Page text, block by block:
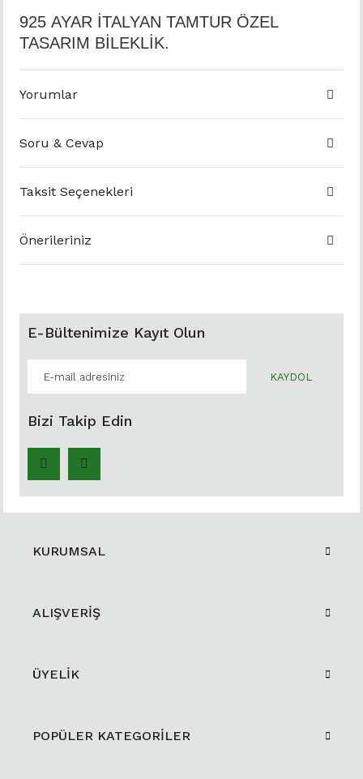
925 AYAR İTALYAN TAMTUR ÖZEL
TASARIM BİLEKLİK.
Yorumlar
Soru & Cevap
Taksit Seçenekleri
Önerileriniz
E-Bültenimize Kayıt Olun
KAYDOL
Bizi Takip Edin
KURUMSAL
ALIŞVERİŞ
ÜYELİK
POPÜLER KATEGORİLER